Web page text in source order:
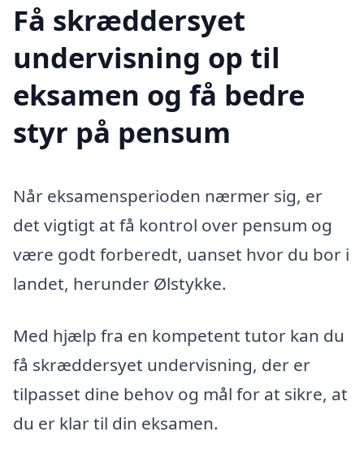
Få skræddersyet
undervisning op til
eksamen og få bedre
styr på pensum
Når eksamensperioden nærmer sig, er
det vigtigt at få kontrol over pensum og
være godt forberedt, uanset hvor du bor i
landet, herunder Ølstykke.
Med hjælp fra en kompetent tutor kan du
få skræddersyet undervisning, der er
tilpasset dine behov og mål for at sikre, at
du er klar til din eksamen.